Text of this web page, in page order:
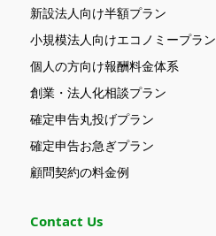
新設法人向け半額プラン
小規模法人向けエコノミープラン
個人の方向け報酬料金体系
創業・法人化相談プラン
確定申告丸投げプラン
確定申告お急ぎプラン
顧問契約の料金例
Contact Us